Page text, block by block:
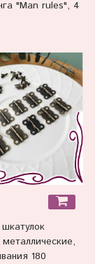
"Man rules", 4
180